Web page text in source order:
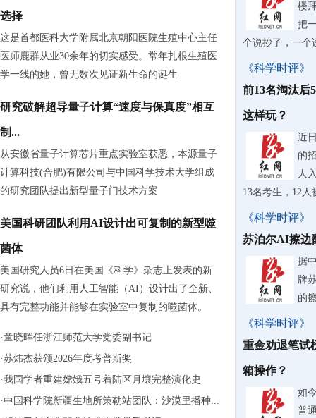
选择
这是首都医科大学附属北京朝阳医院生殖中心主任
医师鹿群从业30余年的切实感受。常年扎根生殖医
学一线的她，曾无数次见证新生命的诞生
研究破解超导量子计算“速度与保真度”相互
制...
从安徽省量子计算芯片重点实验室获悉，本源量子
计算科技(合肥)有限公司与中国科学技术大学组成
的研究团队提出新型量子门技术方案
美国科研团队利用AI设计出可复制的新型噬
菌体
美国研究人员6日在美国《科学》杂志上发表的新
研究说，他们利用人工智能（AI）设计出了全新、
具有完整功能并能够在实验室中复制的噬菌体。
·童晓晖任浙江师范大学党委副书记
·苏炜杰获颁2026年度考普斯奖
·我国学者重建嫦娥五号着陆区月壤完整演化史
·中国科学院新疆生地所策勒站团队：沙漠里播种...
楼
把
个说抄了，一个
《科学时评》
前13名淘汰后
这样玩？
近
的
人
13名考生，12人
《科学时评》
苏泊尔AI擦边
据
牌
的
《科学时评》
重金劝退笔试
箱操作？
如
普